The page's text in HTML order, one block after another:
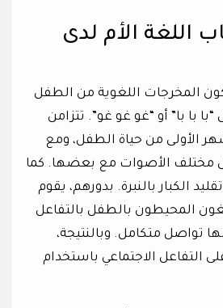
اللغة الأم لدى
المخرجات اللغوية من الطفل
با با” أو “غو غو غو”. تتزامن
الأولى من حياة الطفل، ومع
مختلف الأصوات مع بعضها. كما
الكبار بالنبرة. بدورهم، يقوم
المحيطون بالطفل بالتفاعل
تواصل متكامل. وبالنتيجة،
التفاعل الاجتماعي باستخدام